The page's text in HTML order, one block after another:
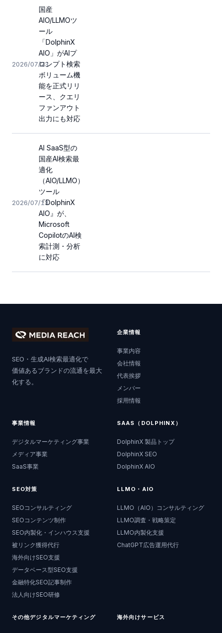
2026/07/23
国産
AIO/LLMOツ
ール
「DolphinX
AIO」がAIプ
ロンプト検索
ボリューム機
能を正式リリ
ース、クエリ
ファンアウト
出力にも対応
2026/07/13
AI SaaS型の
国産AI検索最
適化
（AIO/LLMO）
ツール
『DolphinX
AIO』が、
Microsoft
CopilotのAI検
索計測・分析
に対応
SEO・生成AI検索最適化で
価値あるブランドの流通を最大
化する。
企業情報
事業内容
会社情報
代表挨拶
メンバー
採用情報
事業情報
デジタルマーケティング事業
メディア事業
SaaS事業
SAAS（DOLPHINX）
DolphinX 製品トップ
DolphinX SEO
DolphinX AIO
SEO対策
SEOコンサルティング
SEOコンテンツ制作
SEO内製化・インハウス支援
被リンク獲得代行
海外向けSEO支援
データベース型SEO支援
金融特化SEO記事制作
法人向けSEO研修
LLMO・AIO
LLMO（AIO）コンサルティング
LLMO調査・戦略策定
LLMO内製化支援
ChatGPT広告運用代行
その他デジタルマーケティング 海外向けサービス